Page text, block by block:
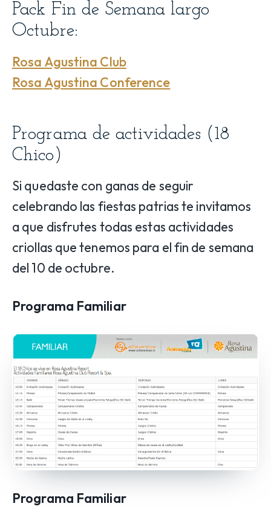
Pack Fin de Semana largo
Octubre:
Rosa Agustina Club
Rosa Agustina Conference
Programa de actividades (18
Chico)
Si quedaste con ganas de seguir
celebrando las fiestas patrias te invitamos
a que disfrutes todas estas actividades
criollas que tenemos para el fin de semana
del 10 de octubre.
Programa Familiar
Programa Familiar